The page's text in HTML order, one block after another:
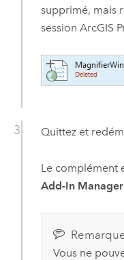
supprimé, mais
session ArcGIS
Quittez et
Le complément
Add-In
Vous ne